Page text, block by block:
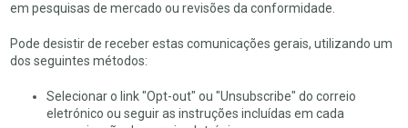
em pesquisas de mercado ou revisões da conformidade.
Pode desistir de receber estas comunicações gerais, utilizando um
dos seguintes métodos:
Selecionar o link "Opt-out" ou "Unsubscribe" do correio
eletrónico ou seguir as instruções incluídas em cada